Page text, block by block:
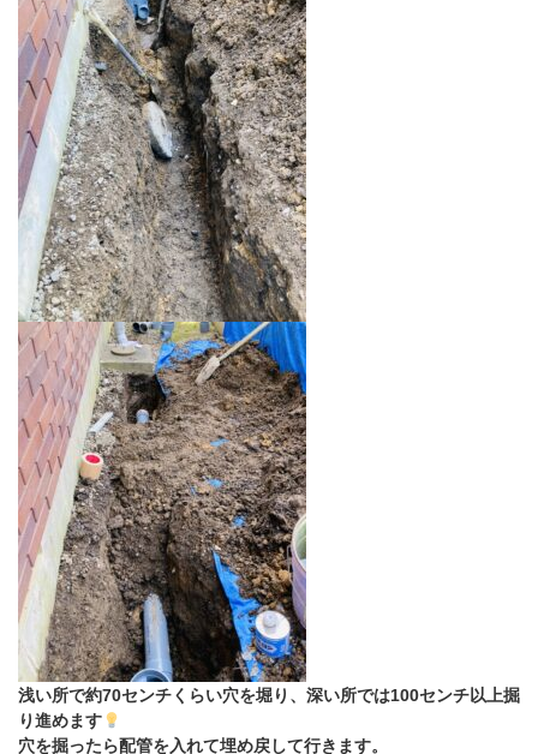
浅い所で約70センチくらい穴を堀り、深い所では100センチ以上掘
り進めます
穴を掘ったら配管を入れて埋め戻して行きます。